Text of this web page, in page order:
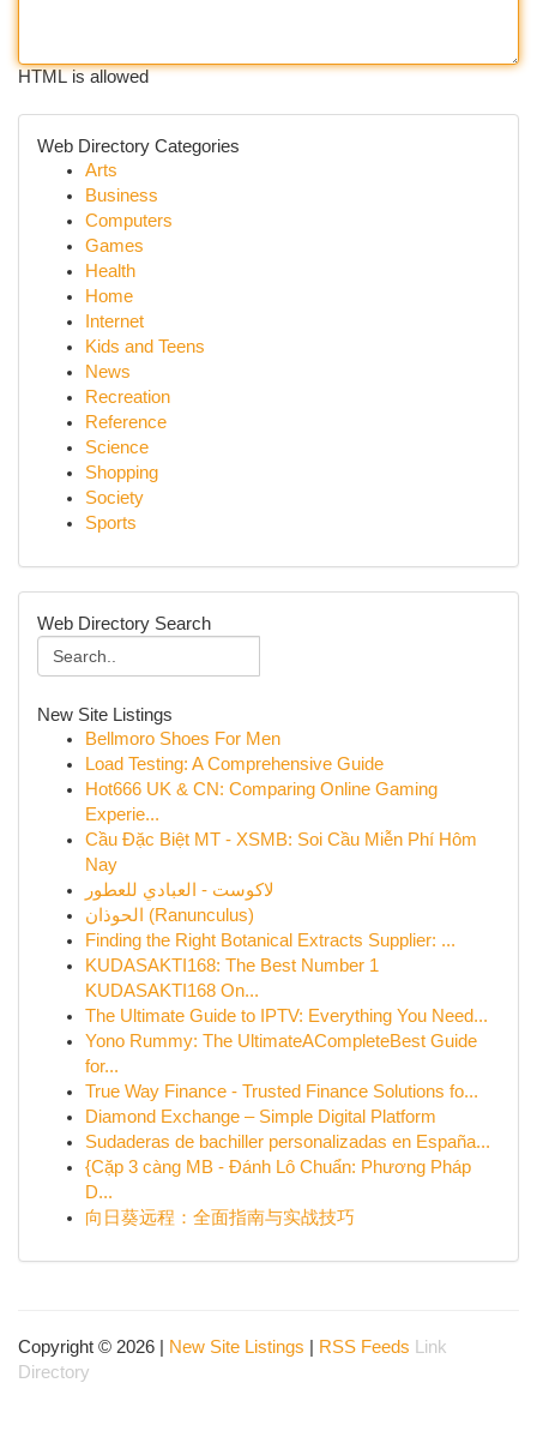
HTML is allowed
Web Directory Categories
Arts
Business
Computers
Games
Health
Home
Internet
Kids and Teens
News
Recreation
Reference
Science
Shopping
Society
Sports
Web Directory Search
New Site Listings
Bellmoro Shoes For Men
Load Testing: A Comprehensive Guide
Hot666 UK & CN: Comparing Online Gaming
Experie...
Cầu Đặc Biệt MT - XSMB: Soi Cầu Miễn Phí Hôm
Nay
لاكوست - العبادي للعطور
الحوذان (Ranunculus)
Finding the Right Botanical Extracts Supplier: ...
KUDASAKTI168: The Best Number 1
KUDASAKTI168 On...
The Ultimate Guide to IPTV: Everything You Need...
Yono Rummy: The UltimateACompleteBest Guide
for...
True Way Finance - Trusted Finance Solutions fo...
Diamond Exchange – Simple Digital Platform
Sudaderas de bachiller personalizadas en España...
{Cặp 3 càng MB - Đánh Lô Chuẩn: Phương Pháp
D...
向日葵远程：全面指南与实战技巧
Copyright © 2026 | New Site Listings RSS Feeds
Link
Directory